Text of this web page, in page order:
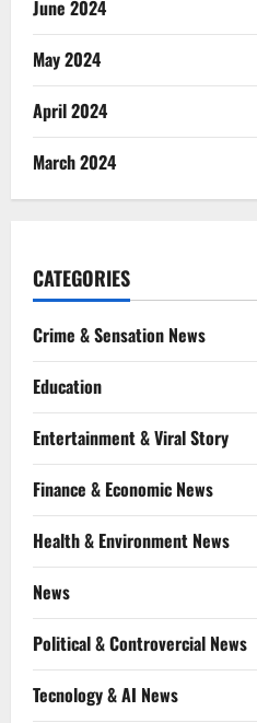
June 2024
May 2024
April 2024
March 2024
CATEGORIES
Crime & Sensation News
Education
Entertainment & Viral Story
Finance & Economic News
Health & Environment News
News
Political & Controvercial News
Tecnology & AI News